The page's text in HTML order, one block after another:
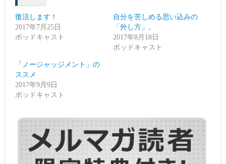
(新
し
い
ウ
ィ
ン
開
き
ま
す)
て
く
だ
し
い
ィ
ン
ド
ウ
き
ま
す)
復活します！
2017年7月25日
ポッドキャスト
自分を苦しめる思い込みの
「外し方」。
2017年8月18日
ポッドキャスト
「ノージャッジメント」の
ススメ
2017年9月9日
ポッドキャスト